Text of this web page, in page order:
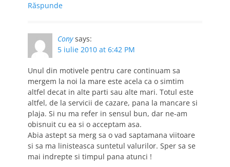
Răspunde
Cony says:
5 iulie 2010 at 6:42 PM
Unul din motivele pentru care continuam sa
mergem la noi la mare este acela ca o simtim
altfel decat in alte parti sau alte mari. Totul este
altfel, de la servicii de cazare, pana la mancare si
plaja. Si nu ma refer in sensul bun, dar ne-am
obisnuit cu ea si o acceptam asa.
Abia astept sa merg sa o vad saptamana viitoare
si sa ma linisteasca suntetul valurilor. Sper sa se
mai indrepte si timpul pana atunci !